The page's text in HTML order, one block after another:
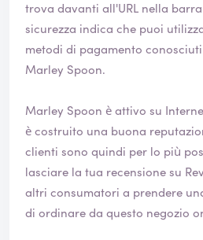
o
n
e
è
a
t
a
v
e
r
i
trova davanti all'URL nella barra
sicurezza indica che puoi
metodi di pagamento
Marley Spoon.
Marley Spoon è attivo su
è costruito una buona reputazione. Le
clienti sono quindi per lo più positive.
lasciare la tua recensione su
altri consumatori a prendere
di ordinare da questo negozio